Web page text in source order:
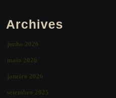
Archives
junho 2026
maio 2026
janeiro 2026
setembro 2025